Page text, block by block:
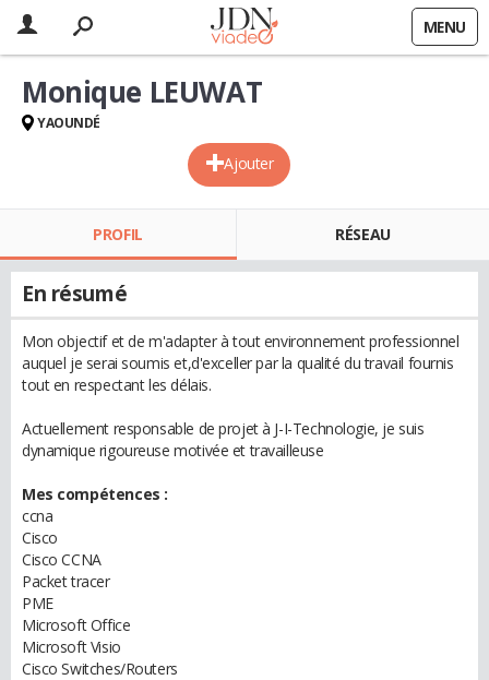
MENU
Ajouter
Monique LEUWAT
YAOUNDÉ
PROFIL RÉSEAU
En résumé
Mon objectif et de m'adapter à tout environnement professionnel
auquel je serai soumis et,d'exceller par la qualité du travail fournis
tout en respectant les délais.
Actuellement responsable de projet à J-I-Technologie, je suis
dynamique rigoureuse motivée et travailleuse
Mes compétences :
ccna
Cisco
Cisco CCNA
Packet tracer
PME
Microsoft Office
Microsoft Visio
Cisco Switches/Routers